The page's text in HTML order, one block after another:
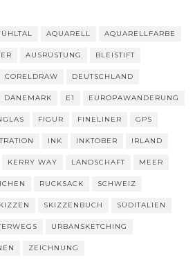
AQUARELL AQUARELLFARBE
AUSRÜSTUNG BLEISTIFT
CORELDRAW DEUTSCHLAND
DÄNEMARK E1 EUROPAWANDERUNG
FIGUR FINELINER GPS
INK INKTOBER IRLAND
KERRY WAY LANDSCHAFT MEER
RUCKSACK SCHWEIZ
SKIZZENBUCH SÜDITALIEN
URBANSKETCHING
ZEICHNUNG